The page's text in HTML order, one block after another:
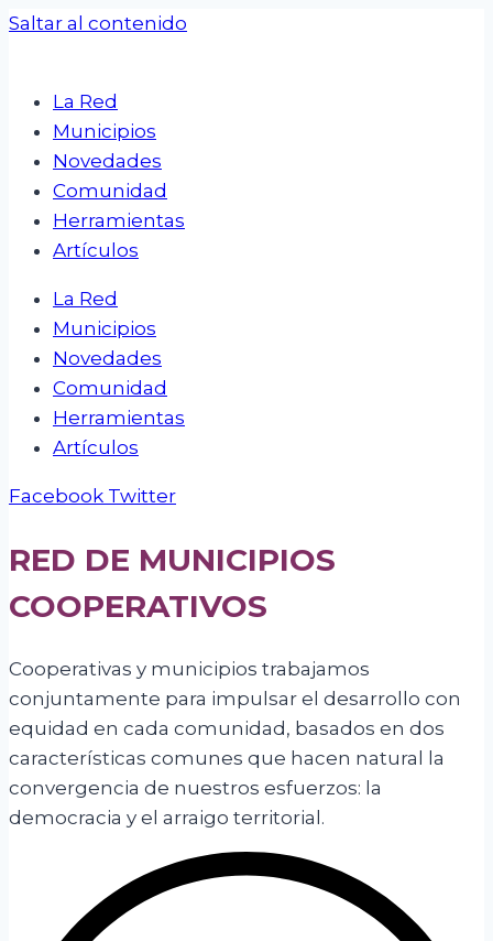
Saltar al contenido
La Red
Municipios
Novedades
Comunidad
Herramientas
Artículos
La Red
Municipios
Novedades
Comunidad
Herramientas
Artículos
Facebook Twitter
RED DE MUNICIPIOS
COOPERATIVOS
Cooperativas y municipios trabajamos
conjuntamente para impulsar el desarrollo con
equidad en cada comunidad, basados en dos
características comunes que hacen natural la
convergencia de nuestros esfuerzos: la
democracia y el arraigo territorial.